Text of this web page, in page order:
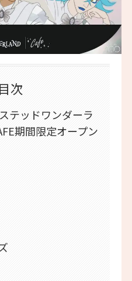
目次
テッドワンダーラ
期間限定オープン